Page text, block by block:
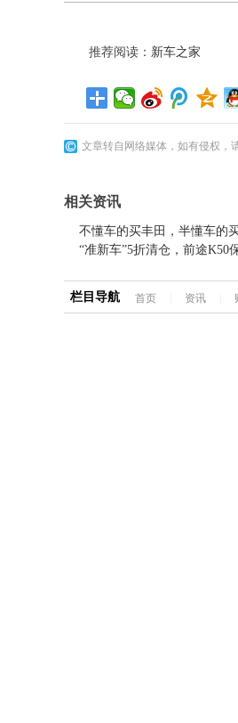
推荐阅读： 新车之家
文章转自网络媒体，如有侵权，
相关资讯
不懂车的买丰田，半懂车的
“准新车”5折清仓，前途K50
栏目导航 首页 资讯